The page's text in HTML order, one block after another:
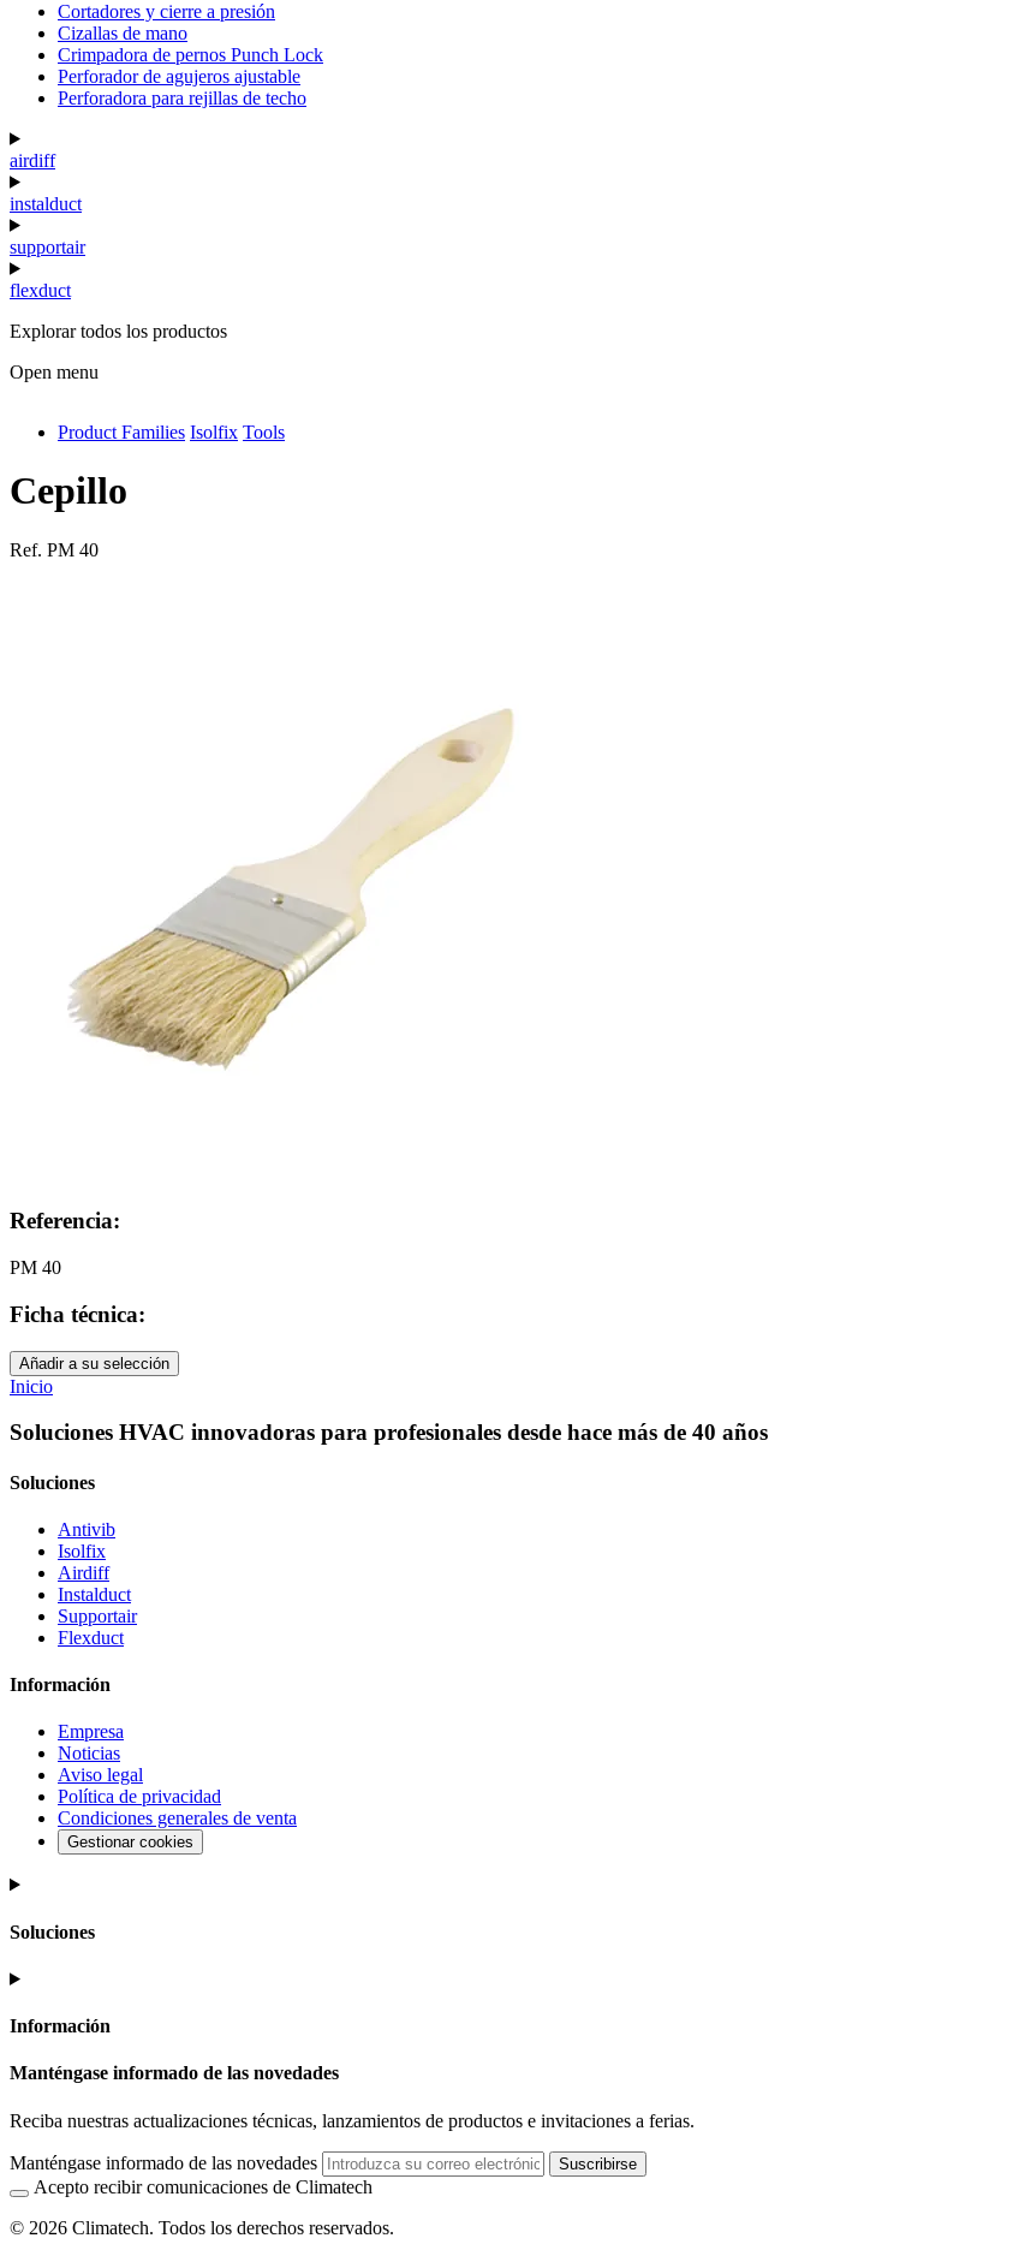
Cortadores y cierre a presión
Cizallas de mano
Crimpadora de pernos Punch Lock
Perforador de agujeros ajustable
Perforadora para rejillas de techo
airdiff
instalduct
supportair
flexduct
Explorar todos los productos
Open menu
antivib
isolfix
Product Families Isolfix Tools
Cepillo
Ref. PM 40
Referencia:
PM 40
Ficha técnica:
Añadir a su selección
Inicio
Soluciones HVAC innovadoras para profesionales desde hace más de 40 años
Soluciones
Antivib
Isolfix
Airdiff
Instalduct
Supportair
Flexduct
Información
Empresa
Noticias
Aviso legal
Política de privacidad
Condiciones generales de venta
Gestionar cookies
Soluciones
Información
Manténgase informado de las novedades
Reciba nuestras actualizaciones técnicas, lanzamientos de productos e invitaciones a ferias.
Manténgase informado de las novedades Suscribirse
Acepto recibir comunicaciones de Climatech
© 2026 Climatech. Todos los derechos reservados.